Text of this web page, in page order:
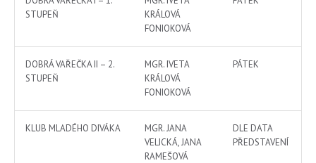
STUPEŇ
KRÁLOVÁ
FONIOKOVÁ
DOBRÁ VAŘEČKA II – 2.
STUPEŇ
MGR. IVETA
KRÁLOVÁ
FONIOKOVÁ
PÁTEK
KLUB MLADÉHO DIVÁKA
MGR. JANA
VELICKÁ, JANA
RAMEŠOVÁ
DLE DATA
PŘEDSTAVENÍ